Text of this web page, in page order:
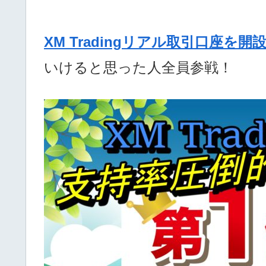
XM Tradingリアル取引口座を開
いけると思った人全員参戦！